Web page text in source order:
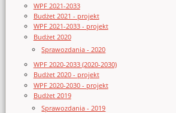
WPF 2021-2033
Budżet 2021 - projekt
WPF 2021-2033 - projekt
Budżet 2020
Sprawozdania - 2020
WPF 2020-2033 (2020-2030)
Budżet 2020 - projekt
WPF 2020-2030 - projekt
Budżet 2019
Sprawozdania - 2019